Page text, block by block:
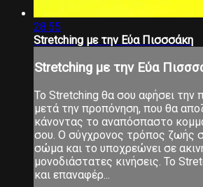
28:55
Stretching με την Εύα Πισσσάκη
Stretching με την Εύα
Το Stretching θα σου αφήσει την
μετά την προπόνηση, που θα
κάνοντας το αναπόσπαστο
σου. Ο σύγχρονος τρόπος ζωής
σώμα και το υποχρεώνει σε
μονοδιάστατες κινήσεις. Το
και επαναφέρ...